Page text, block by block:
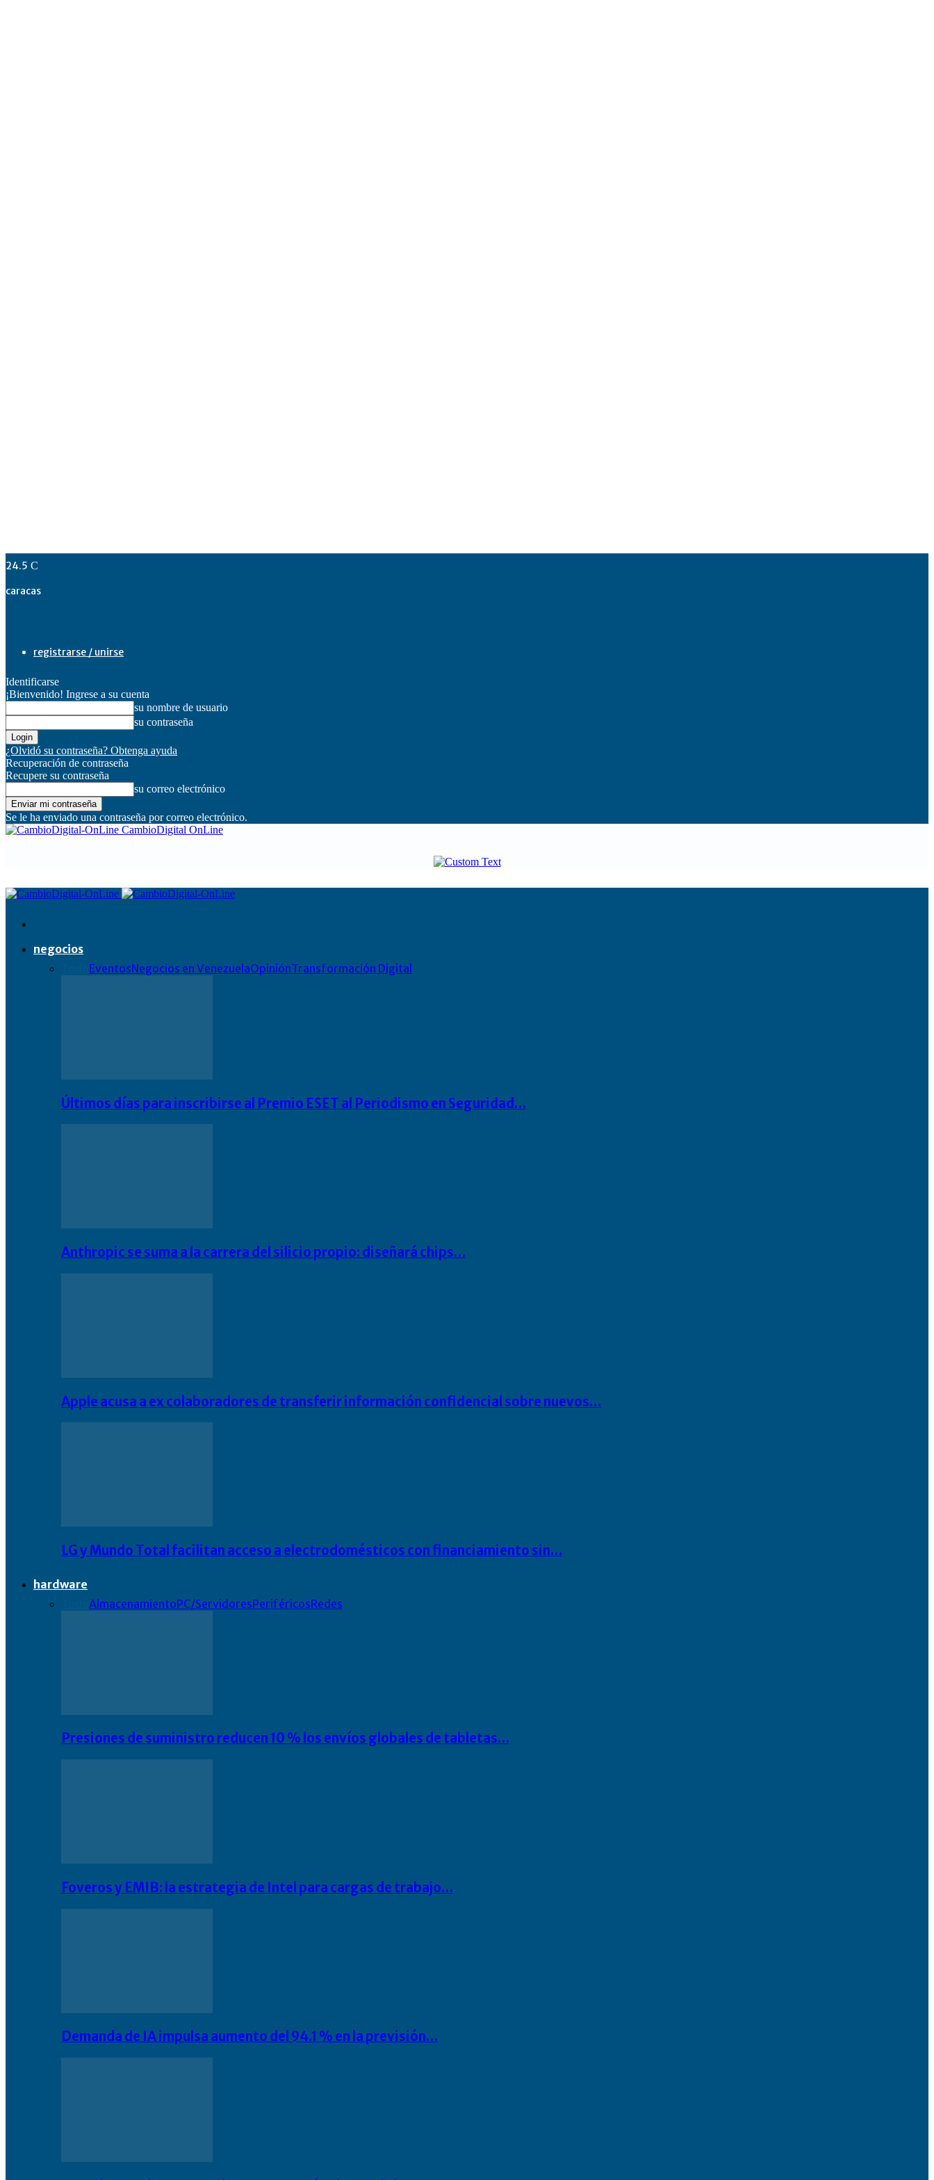
24.5 C
caracas
registrarse / unirse
Identificarse
¡Bienvenido! Ingrese a su cuenta
su nombre de usuario
su contraseña
¿Olvidó su contraseña? Obtenga ayuda
Recuperación de contraseña
Recupere su contraseña
su correo electrónico
Se le ha enviado una contraseña por correo electrónico.
CambioDigital OnLine
negocios
EventosNegocios en VenezuelaOpiniónTransformación Digital
Últimos días para inscribirse al Premio ESET al Periodismo en Seguridad…
Anthropic se suma a la carrera del silicio propio: diseñará chips…
Apple acusa a ex colaboradores de transferir información confidencial sobre nuevos…
LG y Mundo Total facilitan acceso a electrodomésticos con financiamiento sin…
hardware
AlmacenamientoPC/ServidoresPeriféricosRedes
Presiones de suministro reducen 10 % los envíos globales de tabletas…
Foveros y EMIB: la estrategia de Intel para cargas de trabajo…
Demanda de IA impulsa aumento del 94.1 % en la previsión…